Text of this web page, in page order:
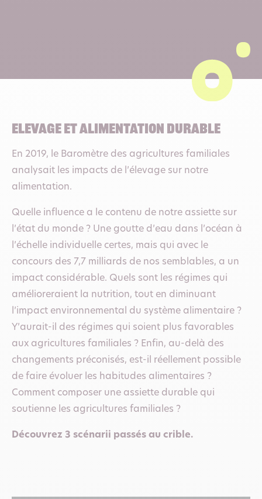
Elevage et alimentation durable
En 2019, le Baromètre des agricultures familiales
analysait les impacts de l’élevage sur notre
alimentation.
Quelle influence a le contenu de notre assiette sur
l’état du monde ? Une goutte d’eau dans l’océan à
l’échelle individuelle certes, mais qui avec le
concours des 7,7 milliards de nos semblables, a un
impact considérable. Quels sont les régimes qui
amélioreraient la nutrition, tout en diminuant
l’impact environnemental du système alimentaire ?
Y’aurait-il des régimes qui soient plus favorables
aux agricultures familiales ? Enfin, au-delà des
changements préconisés, est-il réellement possible
de faire évoluer les habitudes alimentaires ?
Comment composer une assiette durable qui
soutienne les agricultures familiales ?
Découvrez 3 scénarii passés au crible.